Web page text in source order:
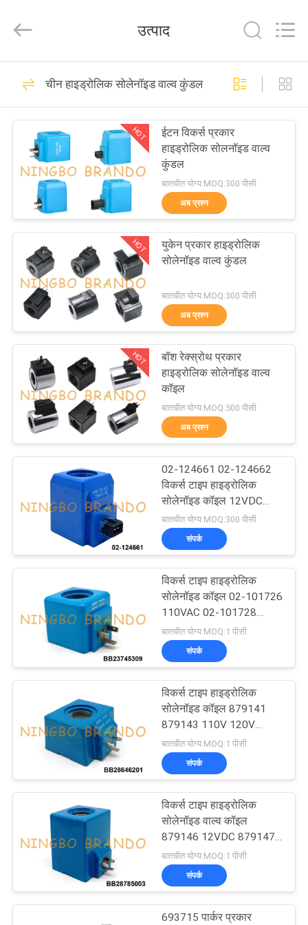
उत्पाद
हमारे
कारखाने
दौरा
गुणवत्ता
नियंत्रण
हमसे
संपर्क
करें
उद्धरण
NEWS
साइटमैप
Reserved.
वायवीय सिलेंडर वाल्व
228
वायवीय पल्स वाल्व
43
वायवीय solenoid वाल्व
617
सोलेनॉइड वाल्व कुंडल
1071
सोलेनॉइड वाल्व आर्मेचर
495
पल्स जेट वाल्व
1184
उत्पाद
चीन हाइड्रोलिक सोलेनॉइड वाल्व कुंडल
HOT
ईटन विकर्स प्रकार
हाइड्रोलिक सोलनॉइड वाल्व
कुंडल
बातचीत योग्य MOQ:300 पीसी
अब प्रश्न
HOT
युकेन प्रकार हाइड्रोलिक
सोलेनॉइड वाल्व कुंडल
बातचीत योग्य MOQ:300 पीसी
अब प्रश्न
HOT
बॉश रेक्स्रोथ प्रकार
हाइड्रोलिक सोलेनॉइड वाल्व
कॉइल
बातचीत योग्य MOQ:500 पीसी
अब प्रश्न
02-124661 02-124662
विकर्स टाइप हाइड्रोलिक
सोलेनॉइड कॉइल 12VDC
24VDC 30W
बातचीत योग्य MOQ:300 पीसी
संपर्क
विकर्स टाइप हाइड्रोलिक
सोलेनॉइड कॉइल 02-101726
110VAC 02-101728
220VAC
बातचीत योग्य MOQ:1 पीसी
संपर्क
विकर्स टाइप हाइड्रोलिक
सोलेनॉइड कॉइल 879141
879143 110V 120V
220V 240V
बातचीत योग्य MOQ:1 पीसी
संपर्क
विकर्स टाइप हाइड्रोलिक
सोलेनॉइड वाल्व कॉइल
879146 12VDC 879147
24VDC
बातचीत योग्य MOQ:1 पीसी
संपर्क
693715 पार्कर प्रकार